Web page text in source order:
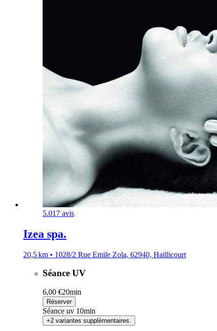
5.017 avis
Izea spa.
20,5 km • 1028/2 Rue Emile Zola, 62940, Haillicourt
Séance UV
6,00 €20min
Réserver
Séance uv 10min
+2 variantes supplémentaires.